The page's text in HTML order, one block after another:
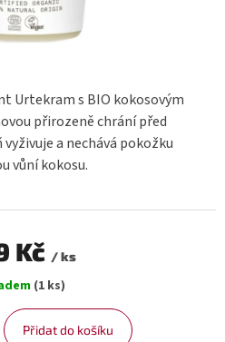
Urtekram s BIO kokosovým
přirozeně chrání před
a nechává pokožku
vůní kokosu.
Kč / ks
(1 ks)
Přidat do košíku